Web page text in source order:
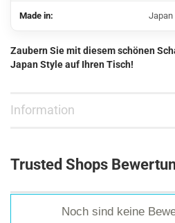
Made in: Japan
Zaubern Sie mit diesem schönen
Japan Style auf Ihren Tisch!
Information
Trusted Shops
Noch sind keine